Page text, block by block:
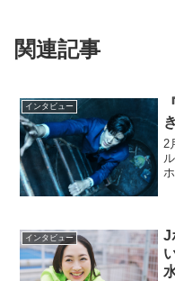
関連記事
インタビュー
2
インタビュー
J